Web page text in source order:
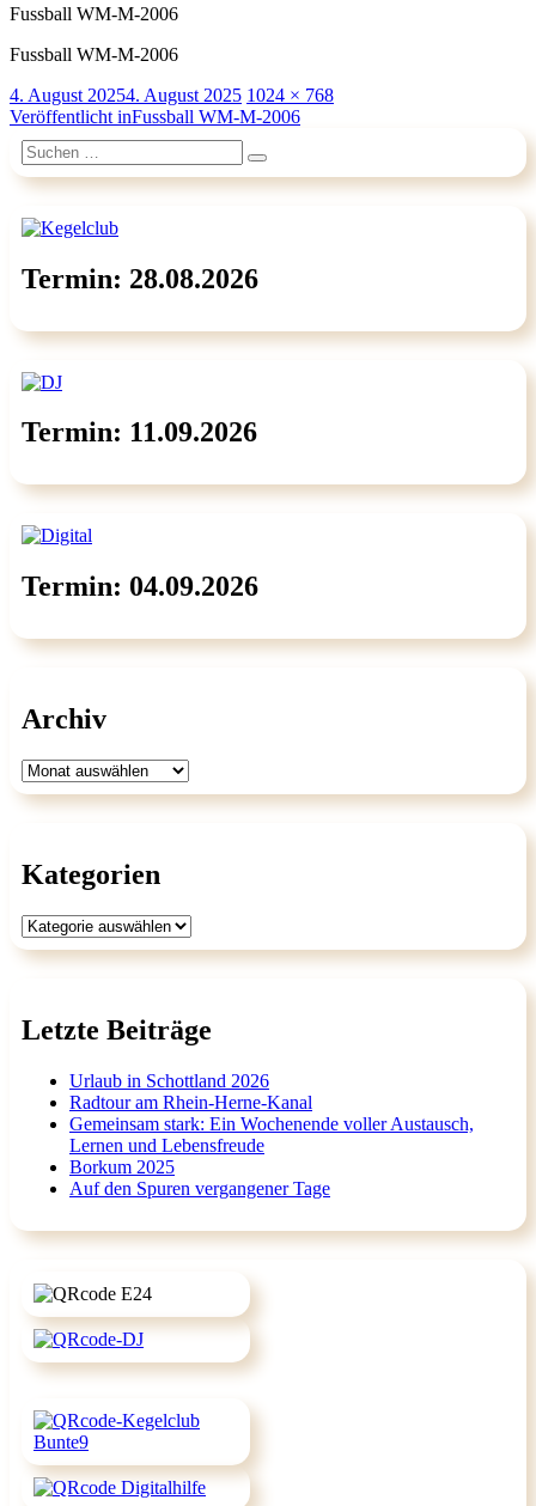
Fussball WM-M-2006
Fussball WM-M-2006
Veröffentlicht
am
4. August 20254. August 2025 Originalgröße
1024 × 768
Beitragsnavigation
Veröffentlicht inFussball WM-M-2006
Suchen
nach:
Suchen
Termin: 28.08.2026
Termin: 11.09.2026
Termin: 04.09.2026
Archiv
Archiv
Kategorien
Kategorien
Letzte Beiträge
Urlaub in Schottland 2026
Radtour am Rhein-Herne-Kanal
Gemeinsam stark: Ein Wochenende voller Austausch,
Lernen und Lebensfreude
Borkum 2025
Auf den Spuren vergangener Tage